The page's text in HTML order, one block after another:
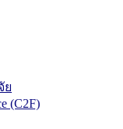
ย
(C2F)